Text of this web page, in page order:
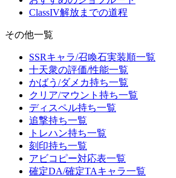
ClassIV解放までの道程
その他一覧
SSRキャラ/召喚石実装順一覧
十天衆の評価/性能一覧
かばう/ダメカ持ち一覧
クリア/マウント持ち一覧
ディスペル持ち一覧
追撃持ち一覧
トレハン持ち一覧
刻印持ち一覧
アビコピー対応表一覧
確定DA/確定TAキャラ一覧